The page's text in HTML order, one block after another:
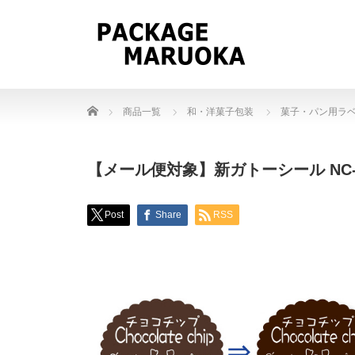
Home 商品一覧 和・洋菓子包装 菓子・パン用ラ
【メール便対象】新ガトーシール
Post Share RSS